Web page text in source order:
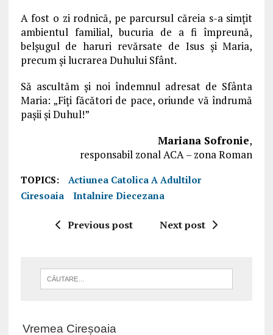
A fost o zi rodnică, pe parcursul căreia s-a simţit
ambientul familial, bucuria de a fi împreună,
belşugul de haruri revărsate de Isus şi Maria,
precum şi lucrarea Duhului Sfânt.
Să ascultăm şi noi îndemnul adresat de Sfânta
Maria: „Fiţi făcători de pace, oriunde vă îndrumă
paşii şi Duhul!”
Mariana Sofronie,
responsabil zonal ACA – zona Roman
TOPICS:
Actiunea Catolica A Adultilor
Ciresoaia
Intalnire Diecezana
Previous post Next post